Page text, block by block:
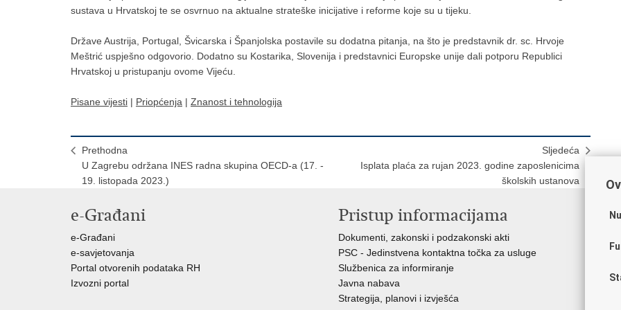
sustava u Hrvatskoj te se osvrnuo na aktualne strateške inicijative i reforme koje su u tijeku.
Države Austrija, Portugal, Švicarska i Španjolska postavile su dodatna pitanja, na što je predstavnik dr. sc. Hrvoje
Meštrić uspješno odgovorio. Dodatno su Kostarika, Slovenija i predstavnici Europske unije dali potporu Republici
Hrvatskoj u pristupanju ovome Vijeću.
Pisane vijesti | Priopćenja | Znanost i tehnologija
Prethodna
U Zagrebu održana INES radna skupina OECD-a (17. -
19. listopada 2023.)
Sljedeća
Isplata plaća za rujan 2023. godine zaposlenicima
školskih ustanova
e-Građani
e-Građani
e-savjetovanja
Portal otvorenih podataka RH
Izvozni portal
Pristup informacijama
Dokumenti, zakonski i podzakonski akti
PSC - Jedinstvena kontaktna točka za usluge
Službenica za informiranje
Javna nabava
Strategija, planovi i izvješća